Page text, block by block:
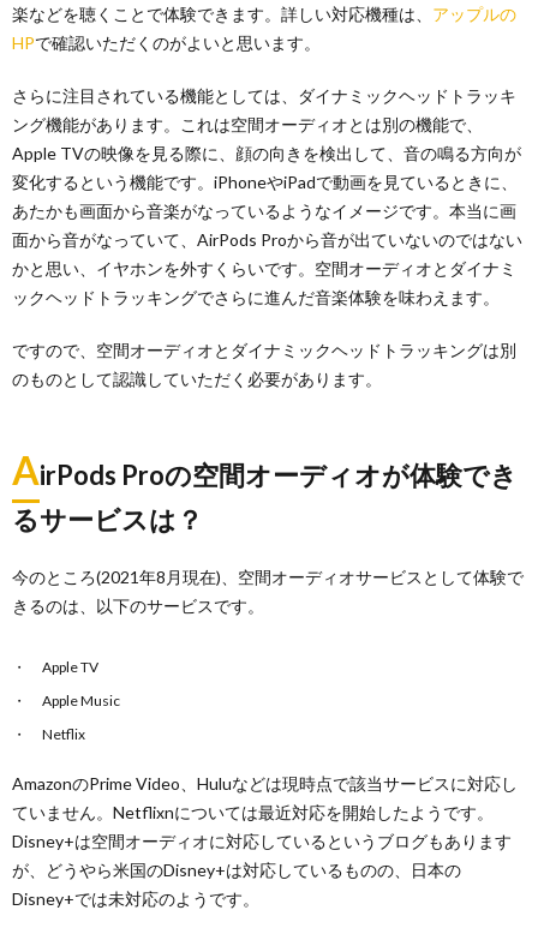
楽などを聴くことで体験できます。詳しい対応機種は、 アップルの
HPで確認いただくのがよいと思います。
さらに注目されている機能としては、ダイナミックヘッドトラッキ
ング機能があります。これは空間オーディオとは別の機能で、
Apple TVの映像を見る際に、顔の向きを検出して、音の鳴る方向が
変化するという機能です。iPhoneやiPadで動画を見ているときに、
あたかも画面から音楽がなっているようなイメージです。本当に画
面から音がなっていて、AirPods Proから音が出ていないのではない
かと思い、イヤホンを外すくらいです。空間オーディオとダイナミ
ックヘッドトラッキングでさらに進んだ音楽体験を味わえます。
ですので、空間オーディオとダイナミックヘッドトラッキングは別
のものとして認識していただく必要があります。
AirPods Proの空間オーディオが体験でき
るサービスは？
今のところ(2021年8月現在)、空間オーディオサービスとして体験で
きるのは、以下のサービスです。
Apple TV
Apple Music
Netflix
AmazonのPrime Video、Huluなどは現時点で該当サービスに対応し
ていません。Netflixnについては最近対応を開始したようです。
Disney+は空間オーディオに対応しているというブログもあります
が、どうやら米国のDisney+は対応しているものの、日本の
Disney+では未対応のようです。